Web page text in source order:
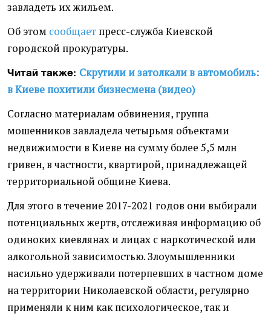
завладеть их жильем.
Об этом сообщает пресс-служба Киевской
городской прокуратуры.
Читай также: Скрутили и затолкали в автомобиль:
в Киеве похитили бизнесмена (видео)
Согласно материалам обвинения, группа
мошенников завладела четырьмя объектами
недвижимости в Киеве на сумму более 5,5 млн
гривен, в частности, квартирой, принадлежащей
территориальной общине Киева.
Для этого в течение 2017-2021 годов они выбирали
потенциальных жертв, отслеживая информацию об
одиноких киевлянах и лицах с наркотической или
алкогольной зависимостью. Злоумышленники
насильно удерживали потерпевших в частном доме
на территории Николаевской области, регулярно
применяли к ним как психологическое, так и